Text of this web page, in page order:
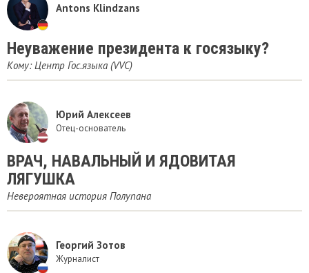
Antons Klindzans
Неуважение президента к госязыку?
Кому: Центр Гос.языка (VVC)
Юрий Алексеев
Отец-основатель
ВРАЧ, НАВАЛЬНЫЙ И ЯДОВИТАЯ
ЛЯГУШКА
Невероятная история Полупана
Георгий Зотов
Журналист